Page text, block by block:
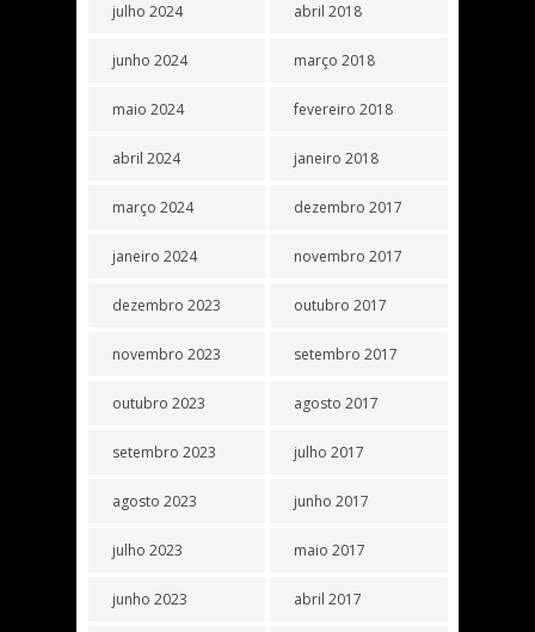
julho 2024
junho 2024
maio 2024
abril 2024
março 2024
janeiro 2024
dezembro 2023
novembro 2023
outubro 2023
setembro 2023
agosto 2023
julho 2023
junho 2023
abril 2018
março 2018
fevereiro 2018
janeiro 2018
dezembro 2017
novembro 2017
outubro 2017
setembro 2017
agosto 2017
julho 2017
junho 2017
maio 2017
abril 2017